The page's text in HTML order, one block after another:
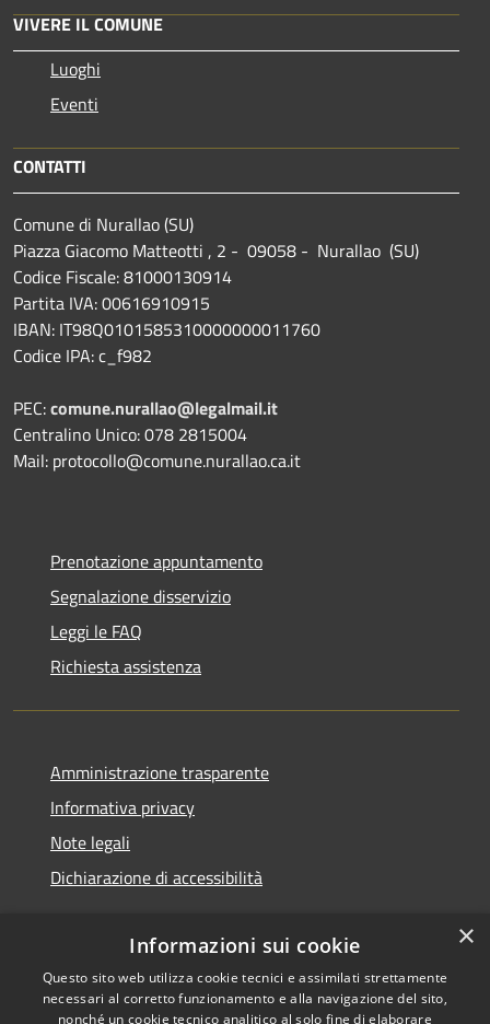
VIVERE IL COMUNE
Luoghi
Eventi
CONTATTI
Comune di Nurallao (SU)
Piazza Giacomo Matteotti , 2 - 09058 - Nurallao (SU)
Codice Fiscale: 81000130914
Partita IVA: 00616910915
IBAN: IT98Q0101585310000000011760
Codice IPA: c_f982
PEC:comune.nurallao@legalmail.it
Centralino Unico: 078 2815004
Mail: protocollo@comune.nurallao.ca.it
Prenotazione appuntamento
Segnalazione disservizio
Leggi le FAQ
Richiesta assistenza
Amministrazione trasparente
Informativa privacy
Note legali
Dichiarazione di accessibilità
RSS
Accessibilità
Copyright © 2026 • Comune di
Nurallao • Powered by
×
Informazioni sui cookie
Questo sito web utilizza cookie tecnici e assimilati strettamente
necessari al corretto funzionamento e alla navigazione del sito,
nonché un cookie tecnico analitico al solo fine di elaborare